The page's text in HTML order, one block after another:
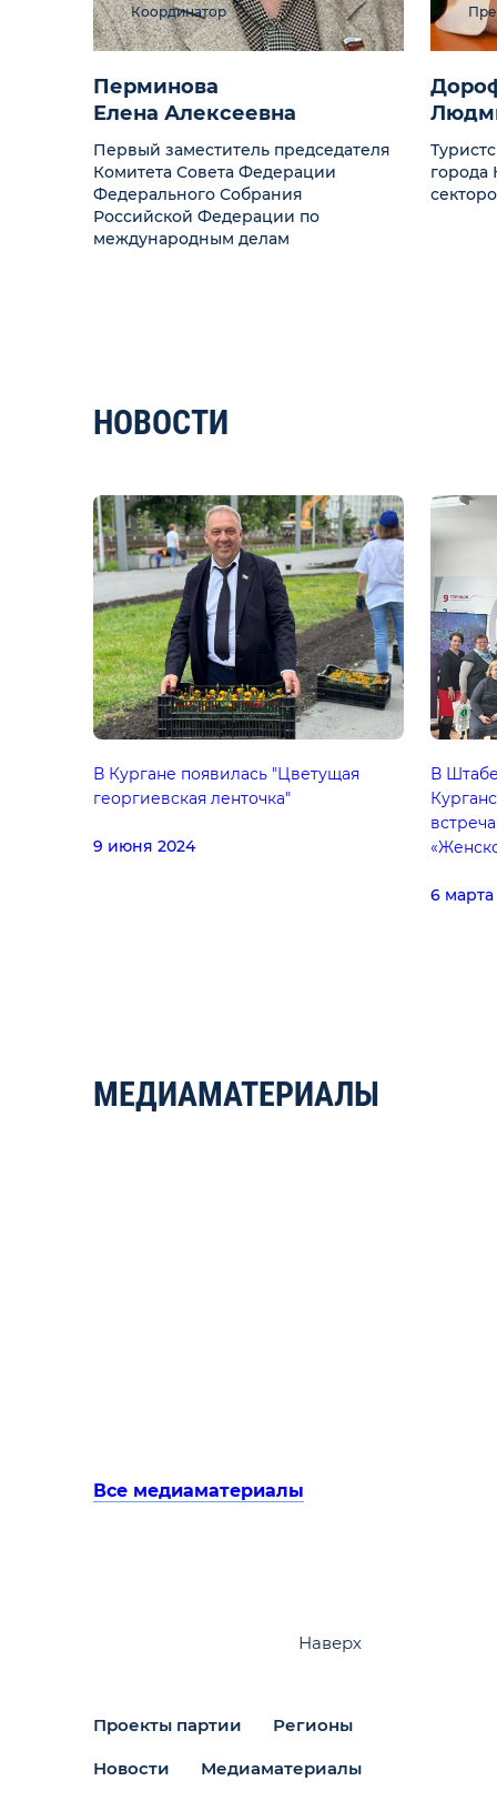
Координатор
Перминова
Елена Алексеевна
Первый заместитель председателя
Комитета Совета Федерации
Федерального Собрания
Российской Федерации по
международным делам
города
НОВОСТИ
В Кургане появилась "Цветущая
георгиевская ленточка"
9 июня 2024
В
6 марта
МЕДИАМАТЕРИАЛЫ
Все медиаматериалы
Проекты партии Регионы
Новости Медиаматериалы
Наверх